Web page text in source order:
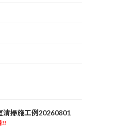
清掃施工例20260801
!!